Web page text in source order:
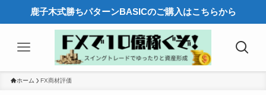
鹿子木式勝ちパターンBASICのご購入はこちらから
ホーム FX商材評価